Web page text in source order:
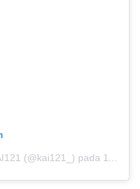
(@kai121_) pada 11 Mei 2020 jam 1:48 PDT